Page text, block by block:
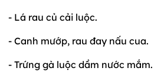
- Lá rau củ cải luộc.
- Canh mướp, rau đay nấu cua.
- Trứng gà luộc dầm nước mắm.